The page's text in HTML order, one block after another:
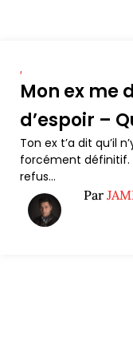
,
Mon ex me
d’espoir –
Ton ex t’a dit qu’il
forcément
refus...
Par